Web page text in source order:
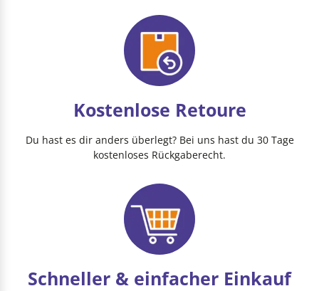
Kostenlose Retoure
Du hast es dir anders überlegt? Bei uns hast du 30 Tage
kostenloses Rückgaberecht.
Schneller & einfacher Einkauf